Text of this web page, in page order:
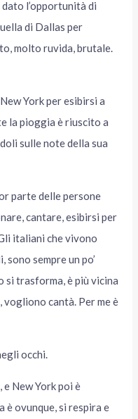
dato l’opportunità di
di Dallas per
molto ruvida, brutale.
York per esibirsi a
la pioggia è riuscito a
sulle note della sua
parte delle persone
cantare, esibirsi per
italiani che vivono
sempre un po’
si trasforma, è più vicina
vogliono cantà. Per me è
occhi.
New York poi è
è ovunque, si respira e